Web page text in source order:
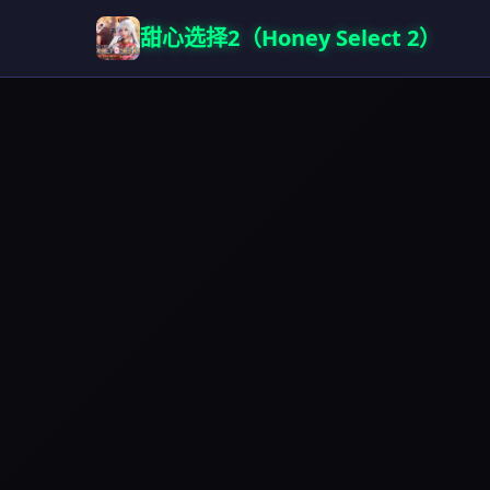
甜心选择2（Honey Select 2）